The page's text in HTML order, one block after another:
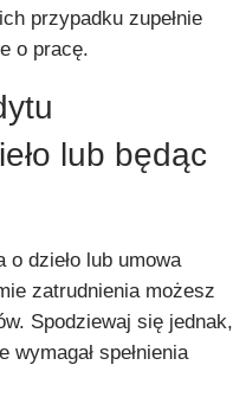
przypadku zupełnie
o pracę.
lub będąc
o dzieło lub umowa
zatrudnienia możesz
Spodziewaj się jednak,
spełnienia